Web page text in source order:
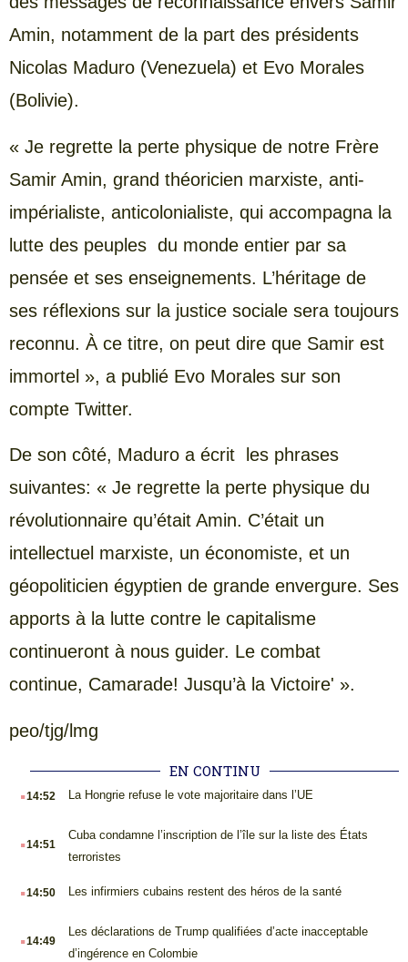
Amin, notamment de la part des présidents
Nicolas Maduro (Venezuela) et Evo Morales
(Bolivie).
« Je regrette la perte physique de notre Frère
Samir Amin, grand théoricien marxiste, anti-
impérialiste, anticolonialiste, qui accompagna la
lutte des peuples du monde entier par sa
pensée et ses enseignements. L’héritage de
ses réflexions sur la justice sociale sera toujours
reconnu. À ce titre, on peut dire que Samir est
immortel », a publié Evo Morales sur son
compte Twitter.
De son côté, Maduro a écrit les phrases
suivantes: « Je regrette la perte physique du
révolutionnaire qu’était Amin. C’était un
intellectuel marxiste, un économiste, et un
géopoliticien égyptien de grande envergure. Ses
apports à la lutte contre le capitalisme
continueront à nous guider. Le combat
continue, Camarade! Jusqu’à la Victoire' ».
peo/tjg/lmg
EN CONTINU
.14:52 La Hongrie refuse le vote majoritaire dans l’UE
.14:51
Cuba condamne l’inscription de l’île sur la liste des États
terroristes
.14:50 Les infirmiers cubains restent des héros de la santé
.14:49
Les déclarations de Trump qualifiées d’acte inacceptable
d’ingérence en Colombie